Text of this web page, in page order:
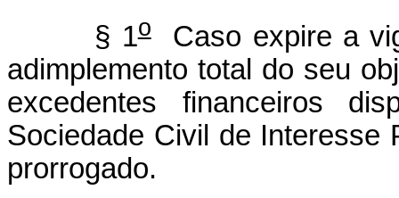
§ 1oCaso expire a
adimplemento total do seu
excedentes financeiros
Sociedade Civil de Interesse
prorrogado.